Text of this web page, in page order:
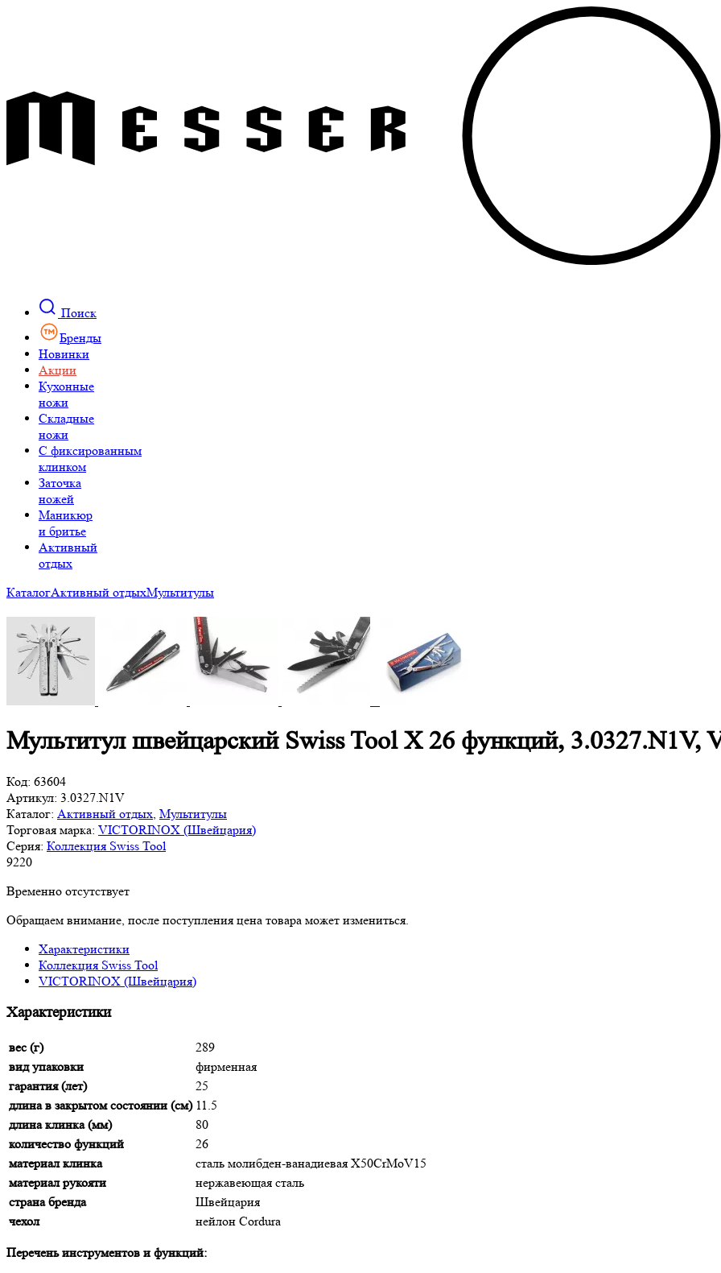
Поиск
Бренды
Новинки
Акции
Кухонные
ножи
Складные
ножи
C фиксированным
клинком
Заточка
ножей
Маникюр
и бритье
Активный
отдых
КаталогАктивный отдыхМультитулы
Мультитул швейцарский Swiss Tool X 26 функций, 3.0327.N1V,
Код: 63604
Артикул: 3.0327.N1V
Каталог: Активный отдых Мультитулы
Торговая марка: VICTORINOX (Швейцария)
Серия: Коллекция Swiss Tool
9220
Временно отсутствует
Обращаем внимание, после поступления цена товара может измениться.
Характеристики
Коллекция Swiss Tool
VICTORINOX (Швейцария)
Характеристики
вес (г)
289
вид упаковки
фирменная
гарантия (лет)
25
длина в закрытом состоянии (см) 11.5
длина клинка (мм)
80
количество функций
26
материал клинка
сталь молибден-ванадиевая X50CrMoV15
материал рукояти
нержавеющая сталь
страна бренда
Швейцария
чехол
нейлон Cordura
Перечень инструментов и функций: